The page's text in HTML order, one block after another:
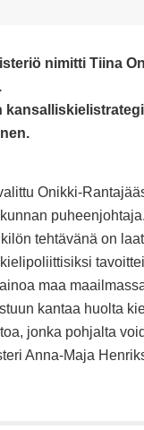
nimitti Tiina
Onikki-
puheenjohtaja.
tehtävänä on
maa
kantaa huolta
jonka pohjalta
Anna-Maja